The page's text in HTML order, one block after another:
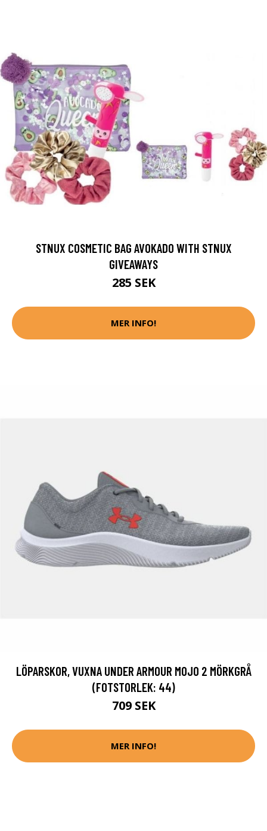
STNUX COSMETIC BAG AVOKADO WITH STNUX
GIVEAWAYS
285 SEK
MER INFO!
LÖPARSKOR, VUXNA UNDER ARMOUR MOJO 2 MÖRKGRÅ
(FOTSTORLEK: 44)
709 SEK
MER INFO!